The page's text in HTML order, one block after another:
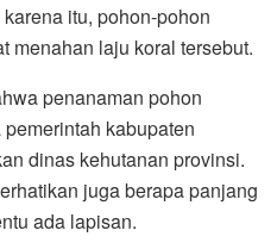
itu, pohon-pohon
menahan laju koral tersebut.
penanaman pohon
kabupaten
dinas kehutanan provinsi.
juga berapa panjang
ada lapisan.